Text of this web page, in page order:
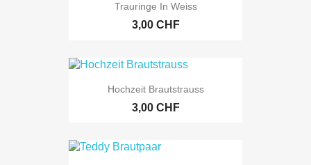
Trauringe In Weiss
3,00 CHF
Hochzeit Brautstrauss
3,00 CHF